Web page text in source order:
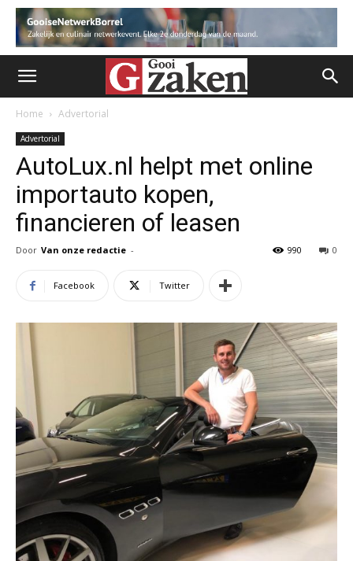
Home Advertorial
Advertorial
AutoLux.nl helpt met online
importauto kopen,
financieren of leasen
Door Van onze redactie - 0
990
Facebook Twitter